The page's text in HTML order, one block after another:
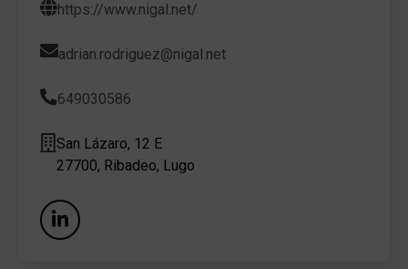
https://www.nigal.net/
adrian.rodriguez@nigal.net
649030586
San Lázaro, 12 E
27700, Ribadeo, Lugo